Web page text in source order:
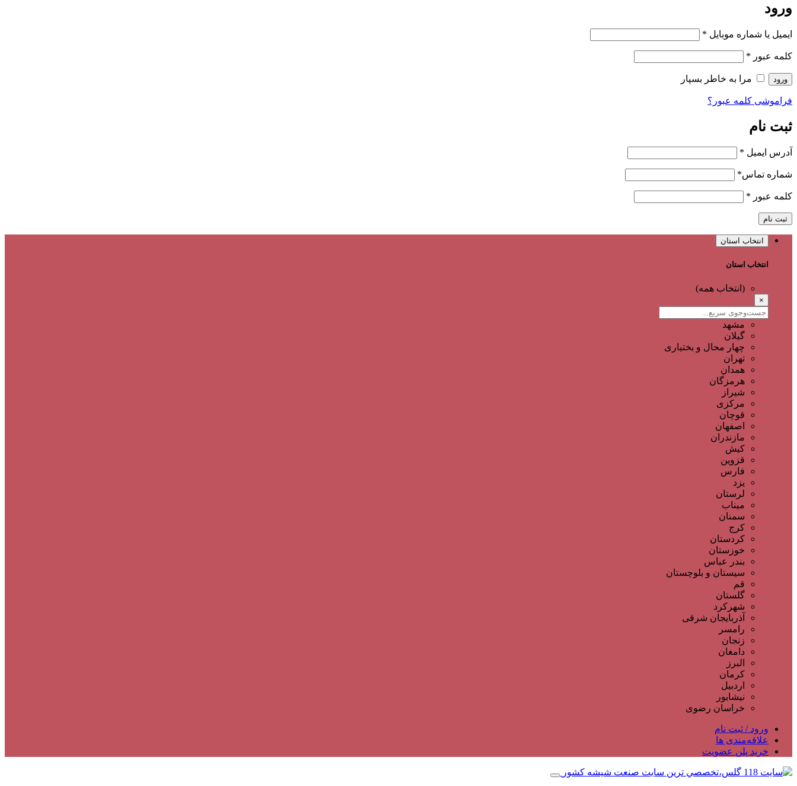
ورود
ایمیل یا شماره موبایل *
کلمه عبور *
ورود مرا به خاطر بسپار
فراموشی کلمه عبور؟
ثبت نام
آدرس ایمیل *
شماره تماس*
کلمه عبور *
ثبت نام
انتخاب استان
انتخاب استان
(انتخاب همه)
×
مشهد
گیلان
چهار محال و بختیاری
تهران
همدان
هرمزگان
شیراز
مرکزی
قوچان
اصفهان
مازندران
کیش
قزوین
فارس
یزد
لرستان
میناب
سمنان
کرج
کردستان
خوزستان
بندر عباس
سیستان و بلوچستان
قم
گلستان
شهرکرد
آذربایجان شرقی
رامسر
زنجان
دامغان
البرز
کرمان
اردبیل
نیشابور
خراسان رضوی
ورود / ثبت نام
علاقه‌مندی ها
خرید پلن عضویت